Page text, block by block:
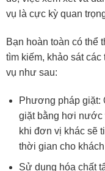
vụ là cực kỳ quan
Bạn hoàn toàn có thể
tìm kiếm, khảo sát
vụ như sau:
Phương pháp giặt:
giặt bằng hơi nước
khi đơn vị khác sẽ
thời gian cho
Sử dụng hóa chất